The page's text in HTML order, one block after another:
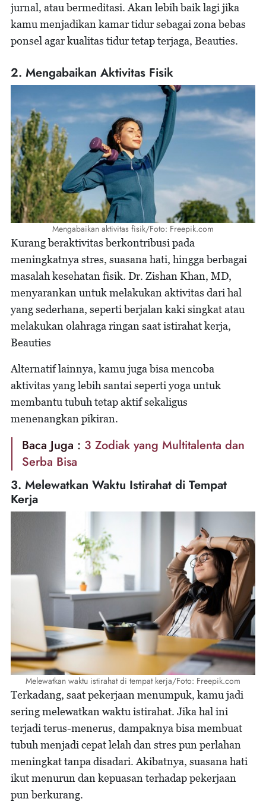
jurnal, atau bermeditasi. Akan lebih baik lagi jika
kamu menjadikan kamar tidur sebagai zona bebas
ponsel agar kualitas tidur tetap terjaga, Beauties.
2. Mengabaikan Aktivitas Fisik
Mengabaikan aktivitas fisik/Foto: Freepik.com
Kurang beraktivitas berkontribusi pada
meningkatnya stres, suasana hati, hingga berbagai
masalah kesehatan fisik. Dr. Zishan Khan, MD,
menyarankan untuk melakukan aktivitas dari hal
yang sederhana, seperti berjalan kaki singkat atau
melakukan olahraga ringan saat istirahat kerja,
Beauties
Alternatif lainnya, kamu juga bisa mencoba
aktivitas yang lebih santai seperti yoga untuk
membantu tubuh tetap aktif sekaligus
menenangkan pikiran.
Baca Juga : 3 Zodiak yang Multitalenta dan
Serba Bisa
3. Melewatkan Waktu Istirahat di Tempat
Kerja
Melewatkan waktu istirahat di tempat kerja/Foto: Freepik.com
Terkadang, saat pekerjaan menumpuk, kamu jadi
sering melewatkan waktu istirahat. Jika hal ini
terjadi terus-menerus, dampaknya bisa membuat
tubuh menjadi cepat lelah dan stres pun perlahan
meningkat tanpa disadari. Akibatnya, suasana hati
ikut menurun dan kepuasan terhadap pekerjaan
pun berkurang.